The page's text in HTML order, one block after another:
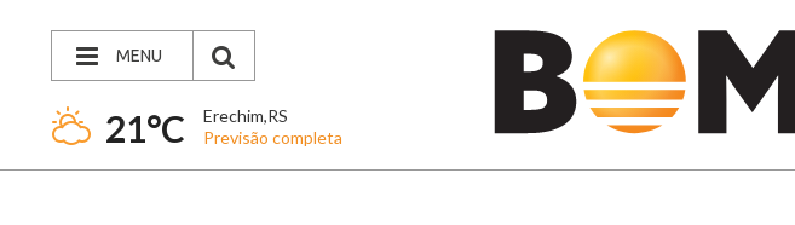
MENU
21°C
Erechim,RS
Previsão completa